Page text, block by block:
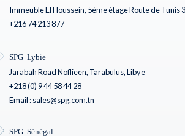
Immeuble El Houssein, 5ème étage Route de Tunis
+216 74 213 877
SPG Lybie
Jarabah Road Noflieen, Tarabulus, Libye
+218 (0) 9 44 58 44 28
Email : sales@spg.com.tn
SPG Sénégal